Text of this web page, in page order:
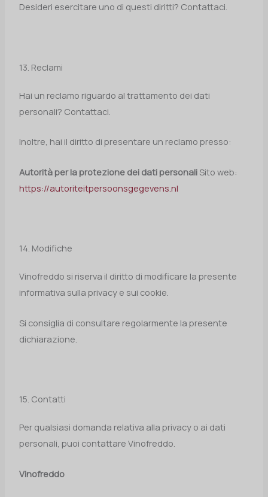
Desideri esercitare uno di questi diritti? Contattaci.
13. Reclami
Hai un reclamo riguardo al trattamento dei dati
personali? Contattaci.
Inoltre, hai il diritto di presentare un reclamo presso:
Autorità per la protezione dei dati personaliSito web:
https://autoriteitpersoonsgegevens.nl
14. Modifiche
Vinofreddo si riserva il diritto di modificare la presente
informativa sulla privacy e sui cookie.
Si consiglia di consultare regolarmente la presente
dichiarazione.
15. Contatti
Per qualsiasi domanda relativa alla privacy o ai dati
personali, puoi contattare Vinofreddo.
Vinofreddo